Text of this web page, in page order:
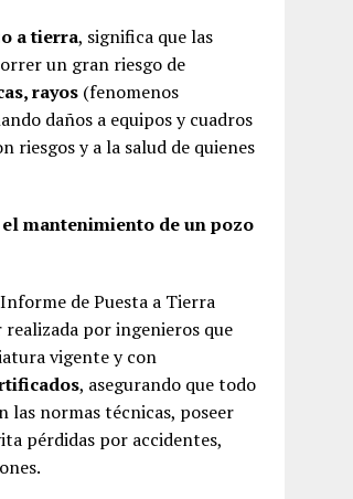
a tierra, significa que las
un gran riesgo de
rayos (fenomenos
daños a equipos y cuadros
riesgos y a la salud de quienes
mantenimiento de un pozo
de Puesta a Tierra
realizada por ingenieros que
vigente y con
, asegurando que todo
las normas técnicas, poseer
pérdidas por accidentes,